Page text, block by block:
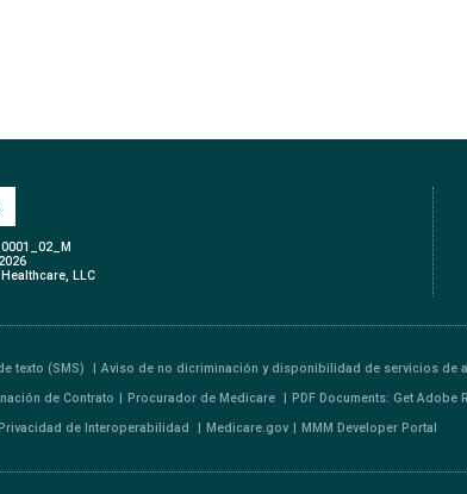
LLC
texto (SMS)
Aviso de no dicriminación y disponibilidad de servicios de
de Contrato Procurador de Medicare PDF Documents: Get Adobe
de Interoperabilidad Medicare.gov MMM Developer Portal